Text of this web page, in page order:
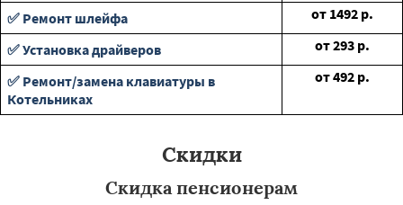
✅ Ремонт шлейфа
от 1492 р.
✅ Установка драйверов
от293 р.
✅ Ремонт/замена клавиатуры в
Котельниках
от492 р.
Скидки
Скидка пенсионерам